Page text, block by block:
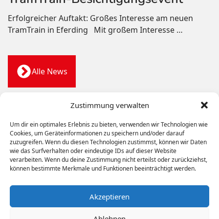
Zustimmung verwalten
Um dir ein optimales Erlebnis zu bieten, verwenden wir Technologien wie
Cookies, um Geräteinformationen zu speichern und/oder darauf
zuzugreifen. Wenn du diesen Technologien zustimmst, können wir Daten
wie das Surfverhalten oder eindeutige IDs auf dieser Website
verarbeiten. Wenn du deine Zustimmung nicht erteilst oder zurückziehst,
können bestimmte Merkmale und Funktionen beeinträchtigt werden.
Akzeptieren
Erfolgreicher Auftakt: Großes Interesse am neuen
TramTrain in Eferding Mit großem Interesse …
Alle News
WIR BEWEGENMENSCHEN
BahnBusWerkstättenUnternehmenKarriere
Kontakt
Copyright © 2026 Stern & Hafferl Verkehrsgesellschaft
m.b.H.